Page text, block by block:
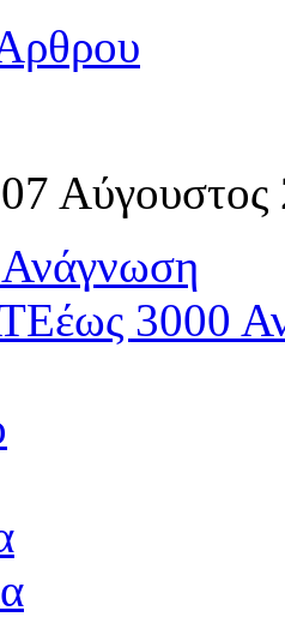
Αύγουστος
έως 3000